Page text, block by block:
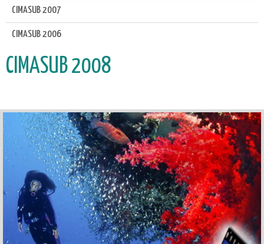
CIMASUB 2007
CIMASUB 2006
CIMASUB 2008